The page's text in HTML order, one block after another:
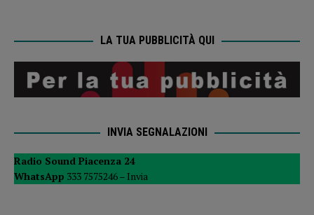
LA TUA PUBBLICITÀ QUI
INVIA SEGNALAZIONI
Radio Sound Piacenza 24
WhatsApp 333 7575246 – Invia